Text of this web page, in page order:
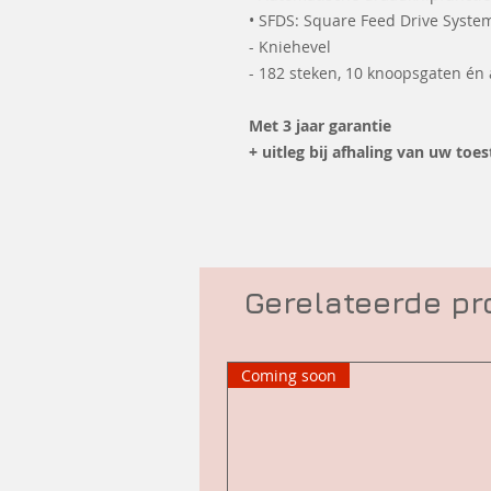
• SFDS: Square Feed Drive
- Kniehevel
- 182 steken, 10 knoopsgaten
Met 3 jaar garantie
+ uitleg bij afhaling van uw
Gerelateerde
Coming soon